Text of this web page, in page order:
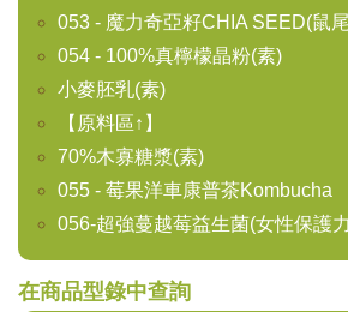
053 - 魔力奇亞籽CHIA SEED(鼠
054 - 100%真檸檬晶粉(素)
小麥胚乳(素)
【原料區↑】
70%木寡糖漿(素)
055 - 莓果洋車康普茶Kombucha
056-超強蔓越莓益生菌(女性保護
在商品型錄中查詢